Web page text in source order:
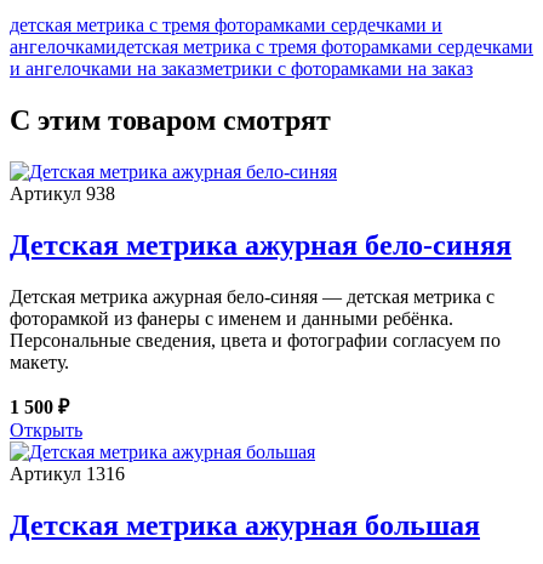
детская метрика с тремя фоторамками сердечками и
ангелочкамидетская метрика с тремя фоторамками сердечками
и ангелочками на заказметрики с фоторамками на заказ
С этим товаром смотрят
Артикул 938
Детская метрика ажурная бело-синяя
Детская метрика ажурная бело-синяя — детская метрика с
фоторамкой из фанеры с именем и данными ребёнка.
Персональные сведения, цвета и фотографии согласуем по
макету.
1 500 ₽
Открыть
Артикул 1316
Детская метрика ажурная большая